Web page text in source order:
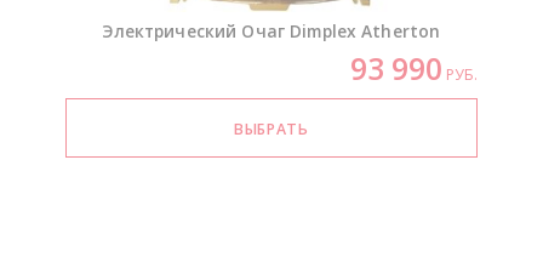
Электрический Очаг Dimplex Atherton
93 990 РУБ.